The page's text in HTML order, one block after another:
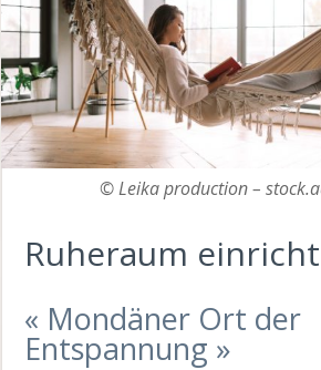
© Leika production –
Ruheraum
« Mondäner Ort der
Entspannung »